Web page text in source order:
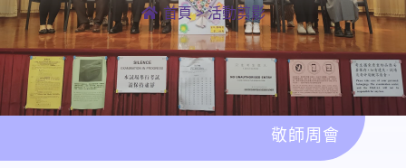
首頁>活動剪影
敬師周會